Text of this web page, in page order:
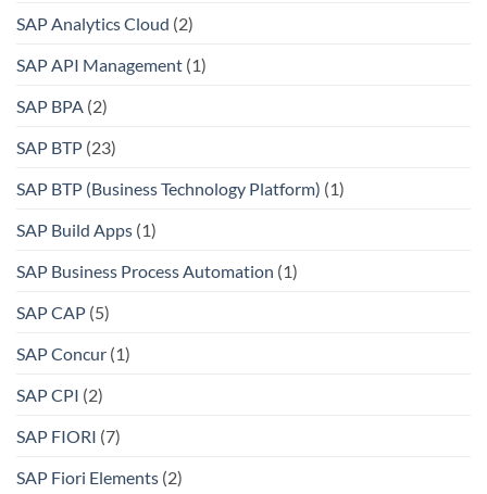
SAP Analytics Cloud (2)
SAP API Management (1)
SAP BPA (2)
SAP BTP (23)
SAP BTP (Business Technology Platform) (1)
SAP Build Apps (1)
SAP Business Process Automation (1)
SAP CAP (5)
SAP Concur (1)
SAP CPI (2)
SAP FIORI (7)
SAP Fiori Elements (2)